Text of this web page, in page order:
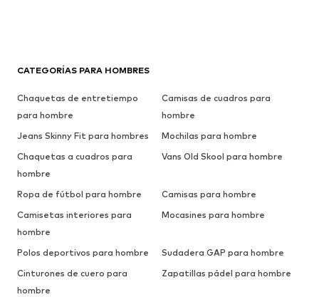
CATEGORÍAS PARA HOMBRES
Chaquetas de entretiempo
para hombre
Camisas de cuadros para
hombre
Jeans Skinny Fit para hombres
Mochilas para hombre
Chaquetas a cuadros para
hombre
Vans Old Skool para hombre
Ropa de fútbol para hombre
Camisas para hombre
Camisetas interiores para
hombre
Mocasines para hombre
Polos deportivos para hombre
Sudadera GAP para hombre
Cinturones de cuero para
hombre
Zapatillas pádel para hombre